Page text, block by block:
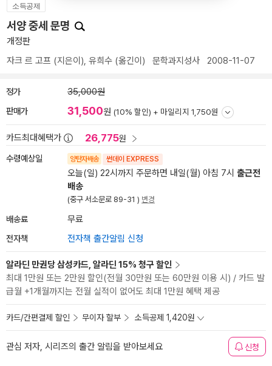
소득공제
서양 중세 문명
개정판
자크 르 고프 (지은이), 유희수 (옮긴이) 문학과지성사 2008-11-07
정가 35,000원
판매가 31,500원 (10% 할인) + 마일리지 1,750원
카드최대혜택가 26,775원
수령예상일 양탄자배송 썬데이 EXPRESS
오늘(일) 22시까지 주문하면 내일(월) 아침 7시 출근전
배송
(중구 서소문로 89-31 ) 변경
배송료 무료
전자책 전자책 출간알림 신청
알라딘 만권당 삼성카드, 알라딘 15% 청구 할인
최대 1만원 또는 2만원 할인(전월 30만원 또는 60만원 이용 시) / 카드 발
급월 +1개월까지는 전월 실적이 없어도 최대 1만원 혜택 제공
카드/간편결제 할인 무이자 할부 소득공제 1,420원
관심 저자, 시리즈의 출간 알림을 받아보세요 신청